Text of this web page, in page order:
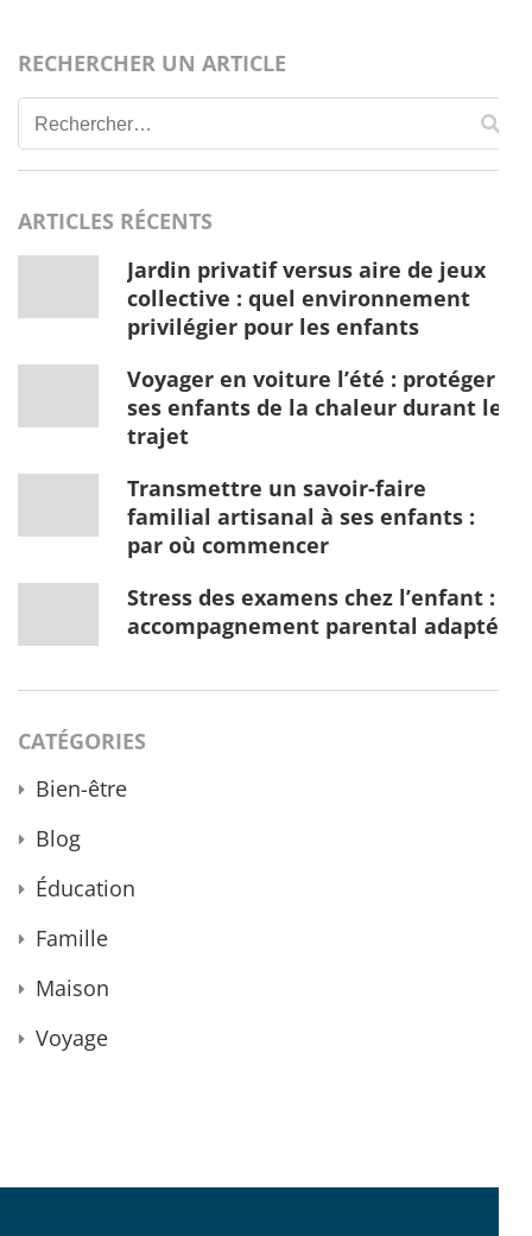
RECHERCHER UN ARTICLE
Rechercher :
ARTICLES RÉCENTS
Jardin privatif versus aire de jeux
collective : quel environnement
privilégier pour les enfants
Voyager en voiture l’été : protéger
ses enfants de la chaleur durant le
trajet
Transmettre un savoir-faire
familial artisanal à ses enfants :
par où commencer
Stress des examens chez l’enfant :
accompagnement parental adapté
CATÉGORIES
Bien-être
Blog
Éducation
Famille
Maison
Voyage